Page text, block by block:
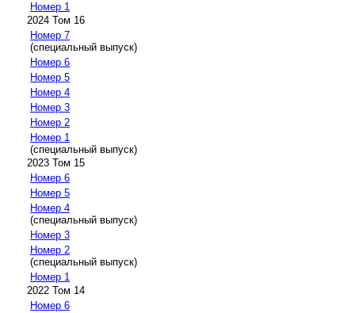
Номер 1
2024 Том 16
Номер 7
(специальный выпуск)
Номер 6
Номер 5
Номер 4
Номер 3
Номер 2
Номер 1
(специальный выпуск)
2023 Том 15
Номер 6
Номер 5
Номер 4
(специальный выпуск)
Номер 3
Номер 2
(специальный выпуск)
Номер 1
2022 Том 14
Номер 6